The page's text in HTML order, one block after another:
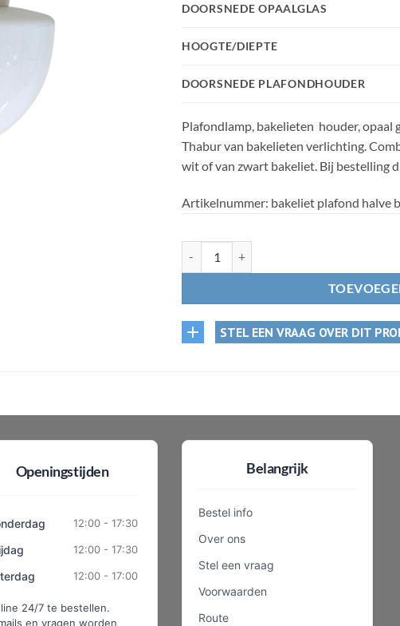
DOORSNEDE OPAALGLAS
HOOGTE/DIEPTE
DOORSNEDE PLAFONDHOUDER
Plafondlamp, bakelieten houder, opaal
Thabur van bakelieten verlichting.
wit of van zwart bakeliet. Bij bestelling
Artikelnummer: bakeliet plafond halve
STEL EEN VRAAG OVER DIT
Openingstijden
12:00 - 17:30
12:00 - 17:30
12:00 - 17:00
24/7 te bestellen.
en vragen worden
Belangrijk
Bestel info
Over ons
Stel een vraag
Voorwaarden
Route